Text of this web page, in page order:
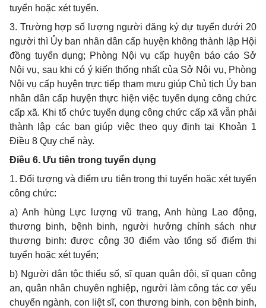
tuyển hoặc xét tuyển.
3. Trường hợp số lượng người đăng ký dự tuyển dưới 20
người thì Ủy ban nhân dân cấp huyện không thành lập Hội
đồng tuyển dụng; Phòng Nội vụ cấp huyện báo cáo Sở
Nội vụ, sau khi có ý kiến thống nhất của Sở Nội vụ, Phòng
Nội vụ cấp huyện trực tiếp tham mưu giúp Chủ tịch Ủy ban
nhân dân cấp huyện thực hiện việc tuyển dụng công chức
cấp xã. Khi tổ chức tuyển dụng công chức cấp xã vẫn phải
thành lập các ban giúp việc theo quy định tại Khoản 1
Điều 8 Quy chế này.
Điều 6. Ưu tiên trong tuyển dụng
1.Đối tượng vàđiểm ưu tiên trong thi tuyển hoặc xét tuyển
công chức:
a) Anh hùng Lực lượng vũ trang, Anh hùng Lao động,
thương binh, bệnh binh, người hưởng chính sách như
thương binh: được cộng 30 điểm vào tổng số điểm thi
tuyển hoặc xét tuyển;
b) Người dân tộc thiểu số, sĩ quan quân đội, sĩ quan công
an, quân nhân chuyên nghiệp, người làm công tác cơ yếu
chuyển ngành, con liệt sĩ, con thương binh, con bệnh binh,